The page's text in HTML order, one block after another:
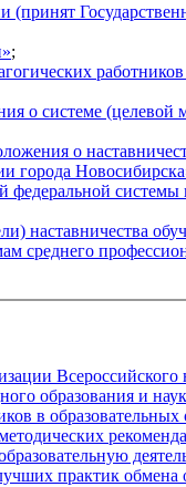
;
системе (целевой
о
города
системы
наставничества
среднего
Всероссийского
образования и
в образовательных
практик